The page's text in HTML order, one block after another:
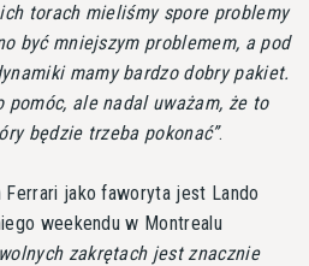
torach mieliśmy spore problemy
być mniejszym problemem, a pod
mamy bardzo dobry pakiet.
pomóc, ale nadal uważam, że to
będzie trzeba pokonać .
jako faworyta jest Lando
weekendu w Montrealu
zakrętach jest znacznie